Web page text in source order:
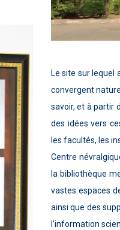
Le site sur lequel
convergent
savoir, et à partir
des idées vers
les facultés, les
Centre
la bibliothèque
vastes espaces
ainsi que des
l’information